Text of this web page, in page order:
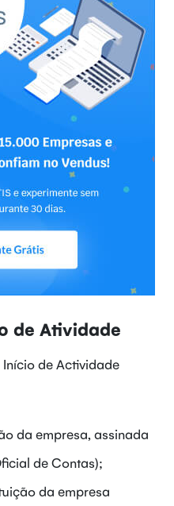
de Atividade
de Actividade
da empresa, assinada
de Contas);
da empresa